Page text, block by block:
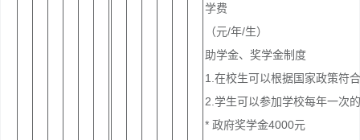
学费
（元/年/生）
助学金、奖学金制度
1.在校生可以根据国家政策符
2.学生可以参加学校每年一次
* 政府奖学金4000元